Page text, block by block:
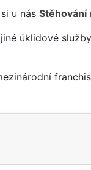
u nás Stěhování
úklidové